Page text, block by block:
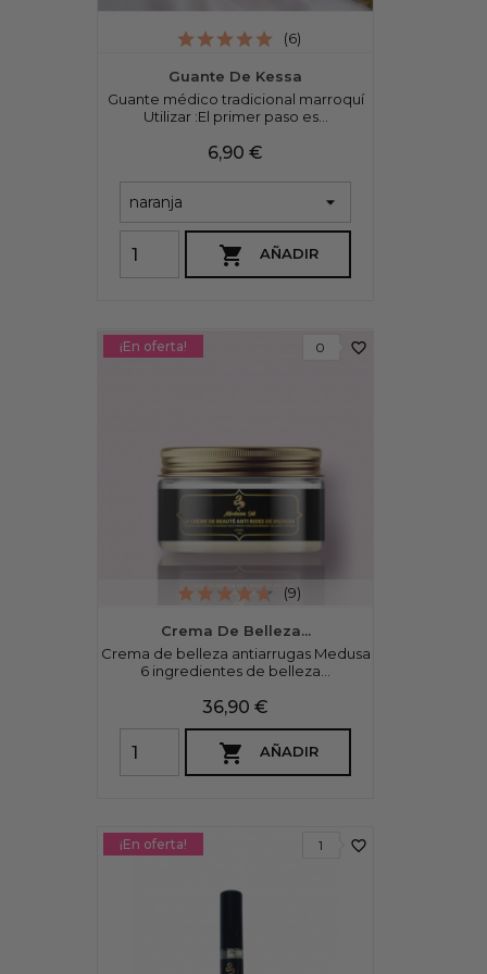
Guante De Kessa
Guante médico tradicional marroquí
Utilizar :El primer paso es...
Precio
6,90 €
 AÑADIR
(6)
Crema De Belleza...
Crema de belleza antiarrugas Medusa
6 ingredientes de belleza...
Precio
36,90 €
 AÑADIR
favorite_border
0
(9)
¡En oferta!
favorite_border
1
¡En oferta!